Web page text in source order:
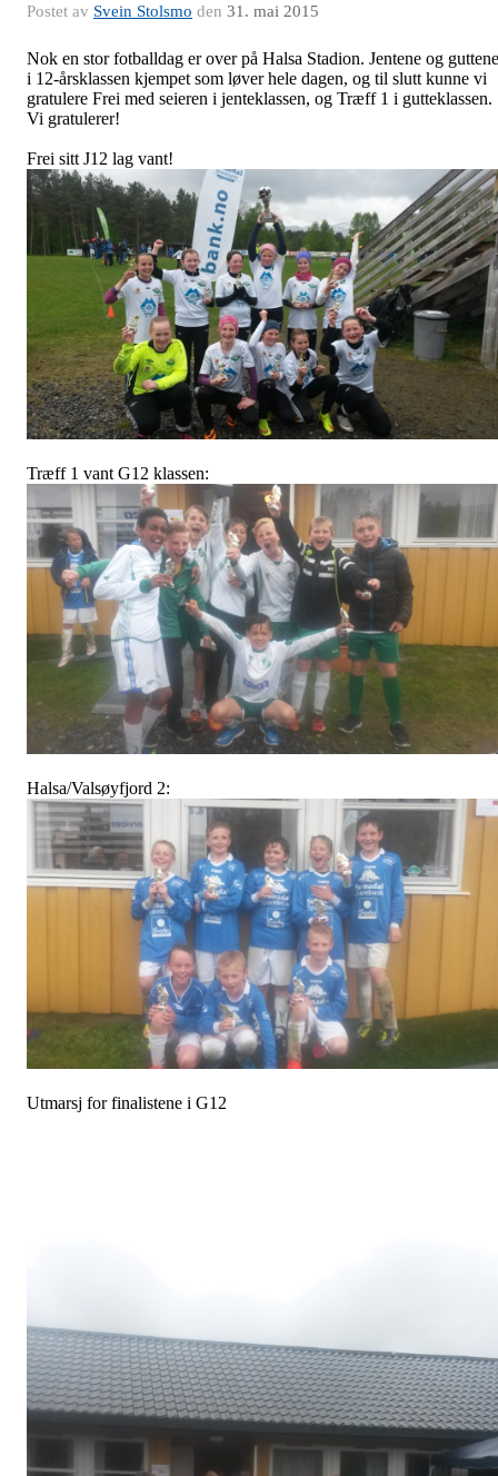
Postet av Svein Stolsmo den 31. mai 2015
Nok en stor fotballdag er over på Halsa Stadion. Jentene og guttene
i 12-årsklassen kjempet som løver hele dagen, og til slutt kunne vi
gratulere Frei med seieren i jenteklassen, og Træff 1 i gutteklassen.
Vi gratulerer!
Frei sitt J12 lag vant!
Træff 1 vant G12 klassen:
Halsa/Valsøyfjord 2:
Utmarsj for finalistene i G12